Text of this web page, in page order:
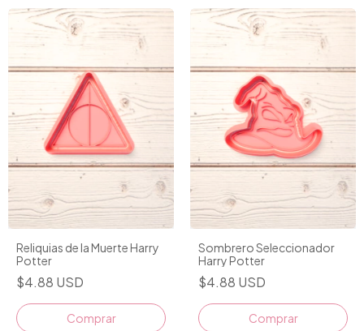
Reliquias de la Muerte Harry
Potter
$4.88 USD
Comprar
Sombrero Seleccionador
Harry Potter
$4.88 USD
Comprar